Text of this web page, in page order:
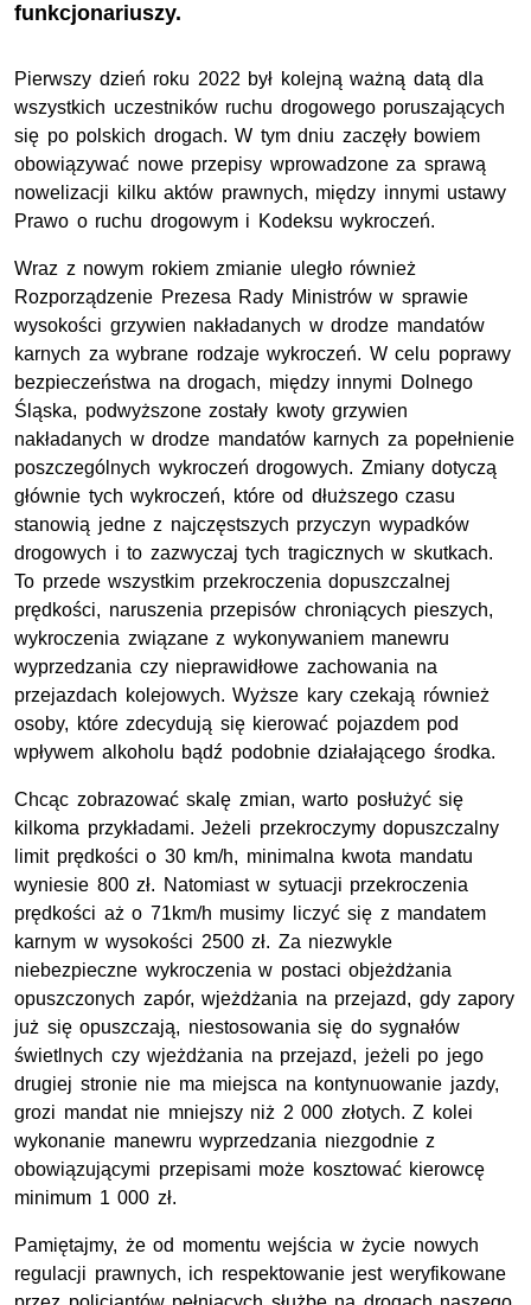
funkcjonariuszy.
Pierwszy dzień roku 2022 był kolejną ważną datą dla
wszystkich uczestników ruchu drogowego poruszających
się po polskich drogach. W tym dniu zaczęły bowiem
obowiązywać nowe przepisy wprowadzone za sprawą
nowelizacji kilku aktów prawnych, między innymi ustawy
Prawo o ruchu drogowym i Kodeksu wykroczeń.
Wraz z nowym rokiem zmianie uległo również
Rozporządzenie Prezesa Rady Ministrów w sprawie
wysokości grzywien nakładanych w drodze mandatów
karnych za wybrane rodzaje wykroczeń. W celu poprawy
bezpieczeństwa na drogach, między innymi Dolnego
Śląska, podwyższone zostały kwoty grzywien
nakładanych w drodze mandatów karnych za popełnienie
poszczególnych wykroczeń drogowych. Zmiany dotyczą
głównie tych wykroczeń, które od dłuższego czasu
stanowią jedne z najczęstszych przyczyn wypadków
drogowych i to zazwyczaj tych tragicznych w skutkach.
To przede wszystkim przekroczenia dopuszczalnej
prędkości, naruszenia przepisów chroniących pieszych,
wykroczenia związane z wykonywaniem manewru
wyprzedzania czy nieprawidłowe zachowania na
przejazdach kolejowych. Wyższe kary czekają również
osoby, które zdecydują się kierować pojazdem pod
wpływem alkoholu bądź podobnie działającego środka.
Chcąc zobrazować skalę zmian, warto posłużyć się
kilkoma przykładami. Jeżeli przekroczymy dopuszczalny
limit prędkości o 30 km/h, minimalna kwota mandatu
wyniesie 800 zł. Natomiast w sytuacji przekroczenia
prędkości aż o 71km/h musimy liczyć się z mandatem
karnym w wysokości 2500 zł. Za niezwykle
niebezpieczne wykroczenia w postaci objeżdżania
opuszczonych zapór, wjeżdżania na przejazd, gdy zapory
już się opuszczają, niestosowania się do sygnałów
świetlnych czy wjeżdżania na przejazd, jeżeli po jego
drugiej stronie nie ma miejsca na kontynuowanie jazdy,
grozi mandat nie mniejszy niż 2 000 złotych. Z kolei
wykonanie manewru wyprzedzania niezgodnie z
obowiązującymi przepisami może kosztować kierowcę
minimum 1 000 zł.
Pamiętajmy, że od momentu wejścia w życie nowych
regulacji prawnych, ich respektowanie jest weryfikowane